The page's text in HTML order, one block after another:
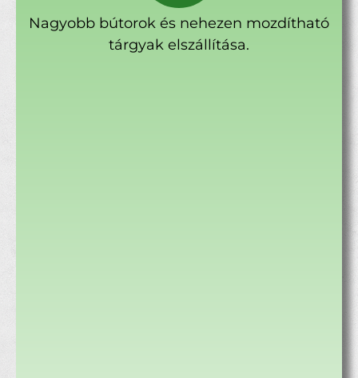
Nagyobb bútorok és nehezen mozdítható
tárgyak elszállítása.